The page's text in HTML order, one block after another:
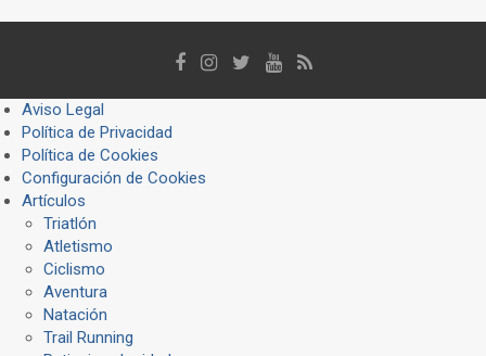
Aviso Legal
Política de Privacidad
Política de Cookies
Configuración de Cookies
Artículos
Triatlón
Atletismo
Ciclismo
Aventura
Natación
Trail Running